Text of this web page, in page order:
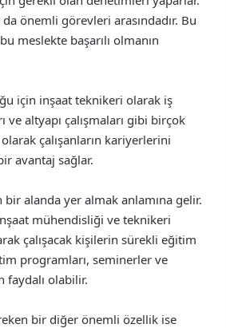
önemli görevleri arasındadır. Bu
meslekte başarılı olmanın
için inşaat teknikeri olarak iş
altyapı çalışmaları gibi birçok
çalışanların kariyerlerini
avantaj sağlar.
bir alanda yer almak anlamına gelir.
mühendisliği ve teknikeri
çalışacak kişilerin sürekli eğitim
programları, seminerler ve
olabilir.
bir diğer önemli özellik ise